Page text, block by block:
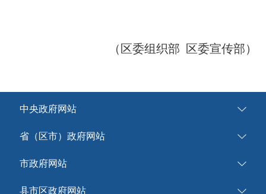
（区委组织部 区委宣传部）
中央政府网站
省（区市）政府网站
市政府网站
县市区政府网站